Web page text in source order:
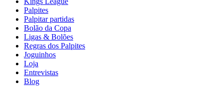
Palpites
Palpitar partidas
Bolão da Copa
Ligas & Bolões
Regras dos Palpites
Joguinhos
Loja
Entrevistas
Blog